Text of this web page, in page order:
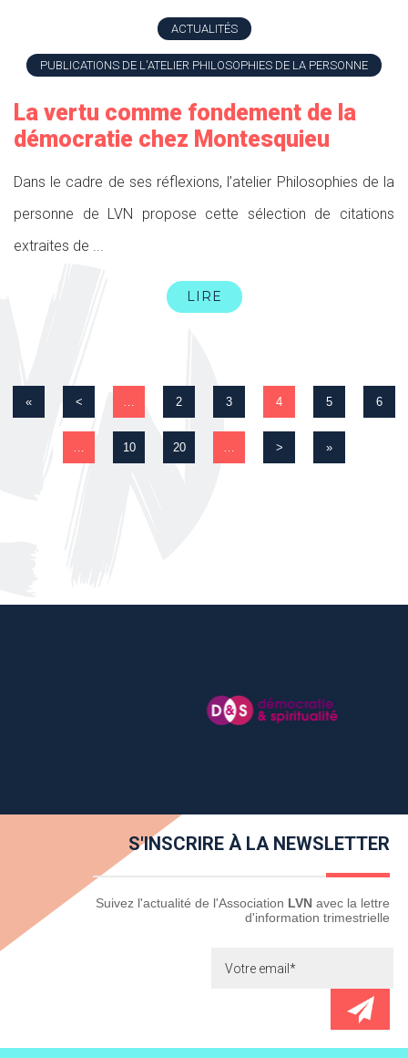
ACTUALITÉS
PUBLICATIONS DE L'ATELIER PHILOSOPHIES DE LA PERSONNE
La vertu comme fondement de la
démocratie chez Montesquieu
Dans le cadre de ses réflexions, l’atelier Philosophies de la
personne de LVN propose cette sélection de citations
extraites de ...
LIRE
« < … 2 3 4 5 6
… 10 20 … > »
S'INSCRIRE À LA NEWSLETTER
Newsletter Suivez l'actualité de l'Association LVN avec la lettre
d'information trimestrielle